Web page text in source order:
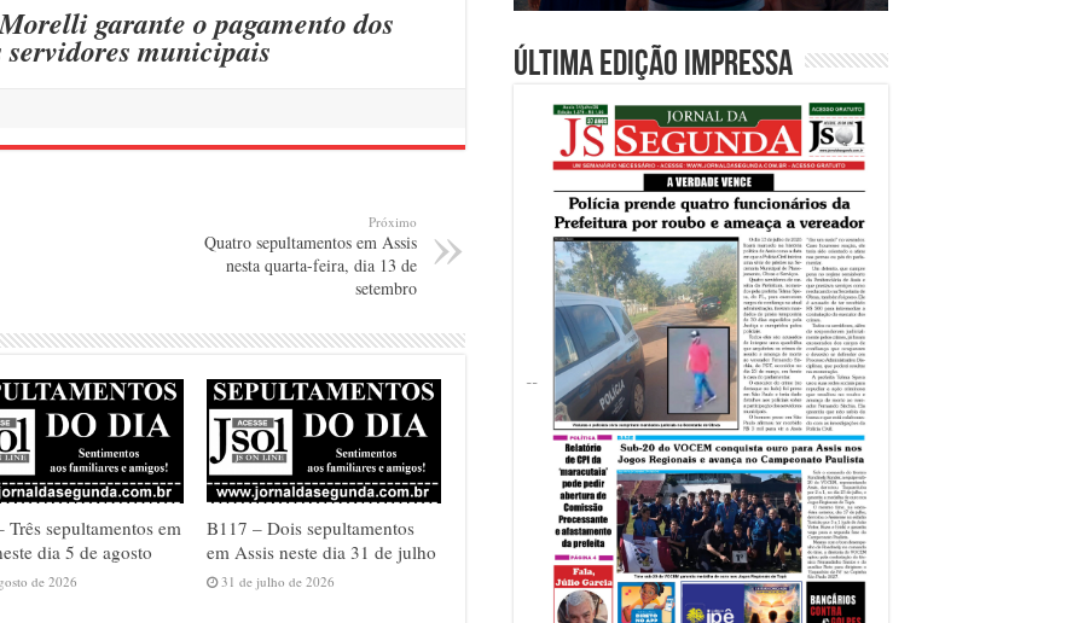
garante o pagamento dos
servidores municipais
Próximo
Quatro sepultamentos em Assis
nesta quarta-feira, dia 13 de
setembro
Três sepultamentos em
dia 5 de agosto
de 2026
B117 – Dois sepultamentos
em Assis neste dia 31 de julho
31 de julho de 2026
Última edição impressa